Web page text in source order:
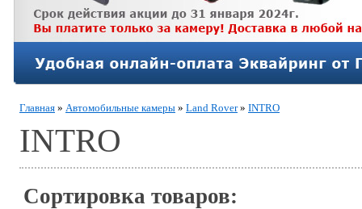
Главная » Автомобильные камеры » Land Rover» INTRO
INTRO
Сортировка товаров: